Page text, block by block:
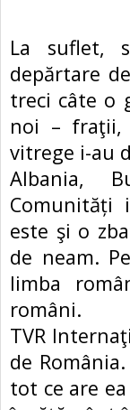
La suflet,
depărtare
treci câte o
noi – fraţii,
vitrege i-au
Albania,
Comunități
este şi o
de neam.
limba
români.
TVR
de
tot ce are